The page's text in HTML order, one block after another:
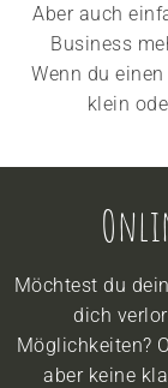
Aber auch
Business
Wenn du
klein
Möchtest du
dich
Möglichkeiten?
aber keine